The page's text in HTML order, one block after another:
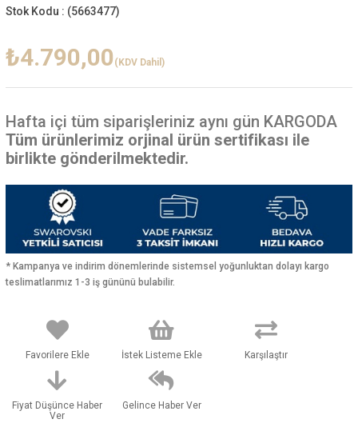
Stok Kodu : (5663477)
₺4.790,00 (KDV Dahil)
Hafta içi tüm siparişleriniz aynı gün KARGODA
Tüm ürünlerimiz orjinal ürün sertifikası ile
birlikte gönderilmektedir.
* Kampanya ve indirim dönemlerinde sistemsel yoğunluktan dolayı kargo
teslimatlarımız 1-3 iş gününü bulabilir.
Favorilere Ekle İstek Listeme Ekle Karşılaştır
Fiyat Düşünce Haber
Ver
Gelince Haber Ver